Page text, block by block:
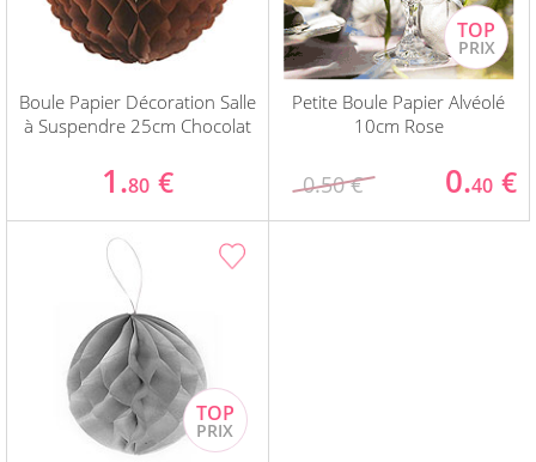
Boule Papier Décoration Salle
à Suspendre 25cm Chocolat
1.80 €
Petite Boule Papier Alvéolé
10cm Rose
0.50 € 0.40 €